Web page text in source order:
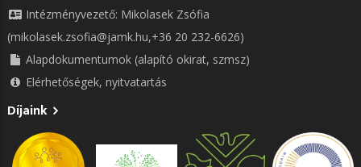
Intézményvezető: Mikolasek Zsófia
(mikolasek.zsofia@jamk.hu,+36 20 232-6626)
Alapdokumentumok (alapító okirat, szmsz)
Elérhetőségek, nyitvatartás
Díjaink